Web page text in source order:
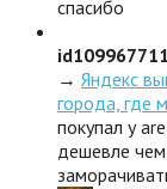
спасибо
→ Яндекс
города, где
покупал у
дешевле